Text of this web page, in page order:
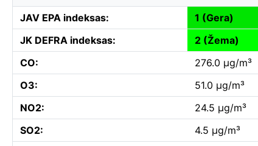
JAV EPA indeksas:
1 (Gera)
JK DEFRA indeksas:
2 (Žema)
CO:
276.0 µg/m³
O3:
51.0 µg/m³
NO2:
24.5 µg/m³
SO2:
4.5 µg/m³